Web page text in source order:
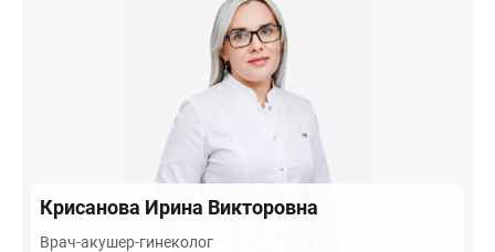
Крисанова Ирина Викторовна
Врач-акушер-гинеколог